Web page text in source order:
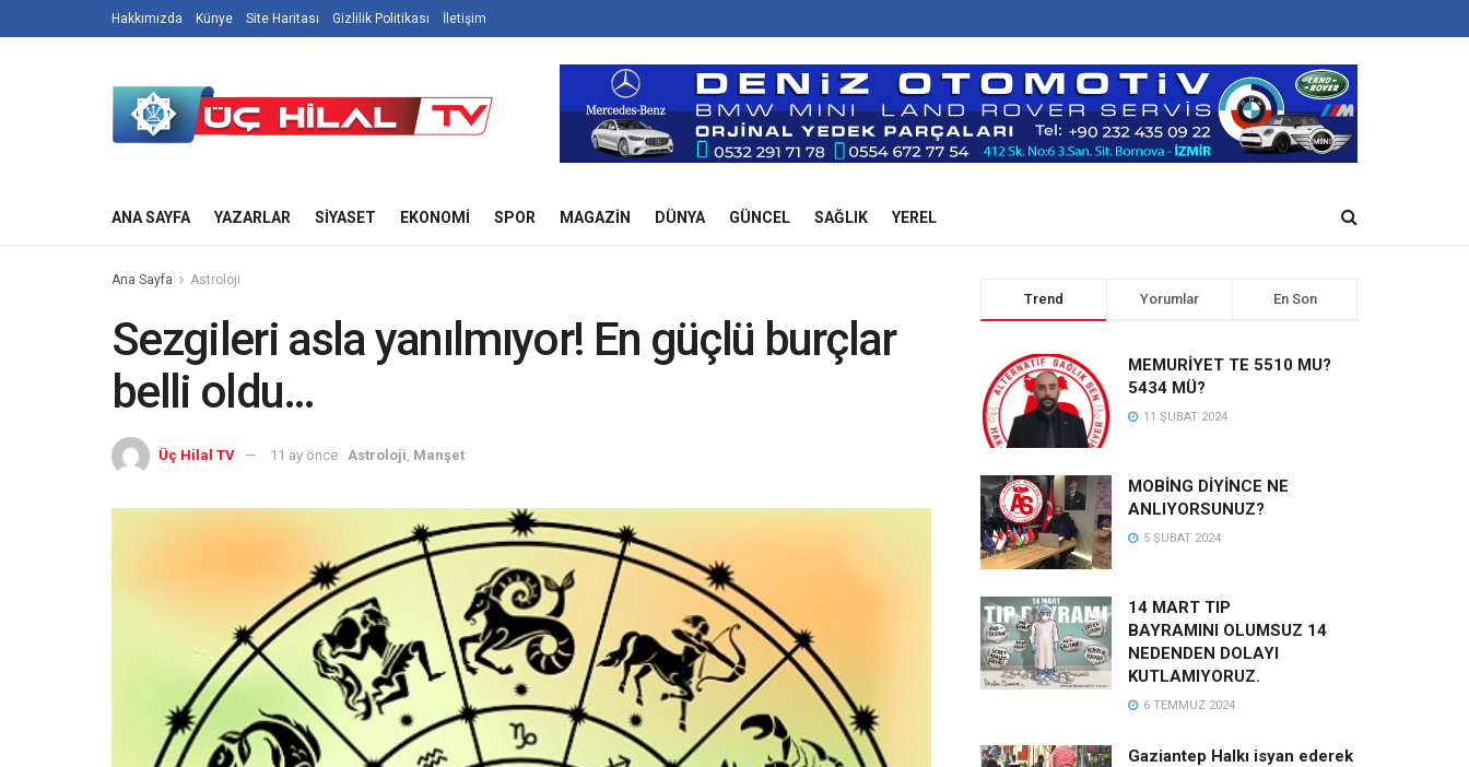
Hakkımızda Künye Site Haritası Gizlilik Politikası İletişim
ANA SAYFA YAZARLAR SIYASET EKONOMI SPOR MAGAZIN DÜNYA GÜNCEL SAĞLIK YEREL
Ana Sayfa Astroloji
Sezgileri asla yanılmıyor! En güçlü burçlar
belli oldu…
Üç Hilal TV 11 ay önce Astroloji Manşet
Trend Yorumlar En Son
MEMURİYET TE 5510 MU?
5434 MÜ?
11 ŞUBAT 2024
MOBİNG DİYİNCE NE
ANLIYORSUNUZ?
5 ŞUBAT 2024
14 MART TIP
BAYRAMINI OLUMSUZ 14
NEDENDEN DOLAYI
KUTLAMIYORUZ.
6 TEMMUZ 2024
Gaziantep Halkı isyan ederek